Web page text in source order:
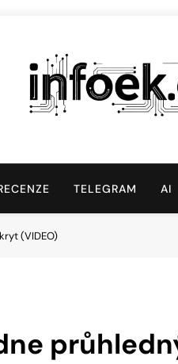
TELEGRAM AI
(VIDEO)